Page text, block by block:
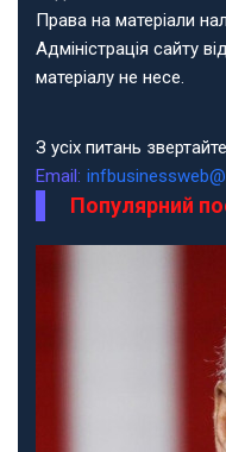
Права на матеріали
Адміністрація сайту
матеріалу не несе.
З усіх питань
Email:
Популярний